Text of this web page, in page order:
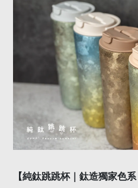
【純鈦跳跳杯｜鈦造獨家色系